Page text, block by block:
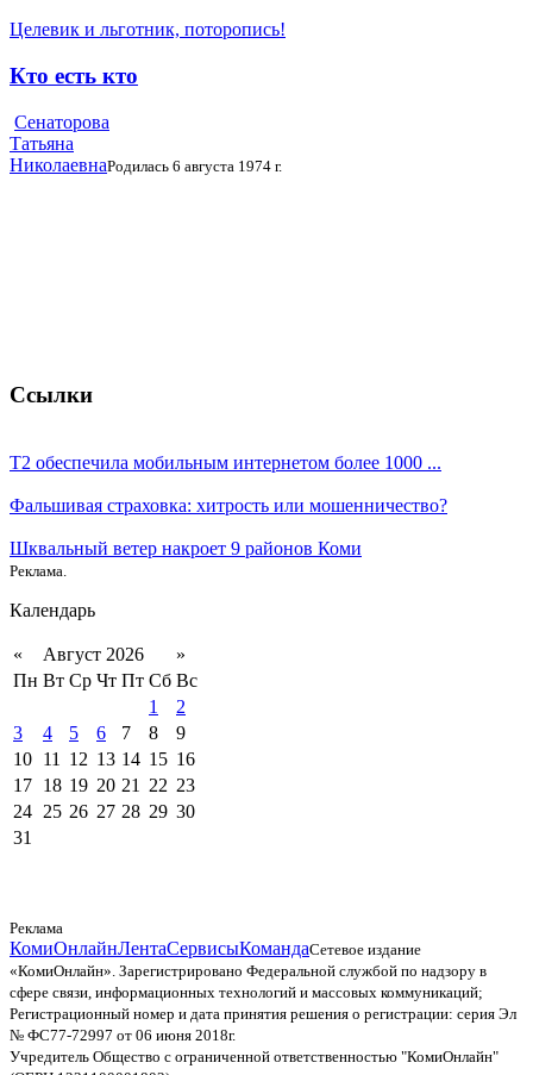
Целевик и льготник, поторопись!
Кто есть кто
Сенаторова
Татьяна
НиколаевнаРодилась 6 августа 1974 г.
Ссылки
T2 обеспечила мобильным интернетом более 1000 ...
Фальшивая страховка: хитрость или мошенничество?
Шквальный ветер накроет 9 районов Коми
Реклама.
Календарь
« Август 2026
»
Пн Вт Ср Чт Пт Сб Вс
1
2
3
4 5 6 7 8
9
10 11 12 13 14 15 16
17 18 19 20 21 22 23
24 25 26 27 28 29 30
31
Реклама
КомиОнлайнЛентаСервисыКомандаСетевое издание
«КомиОнлайн». Зарегистрировано Федеральной службой по надзору в
сфере связи, информационных технологий и массовых коммуникаций;
Регистрационный номер и дата принятия решения о регистрации: серия Эл
№ ФС77-72997 от 06 июня 2018г.
Учредитель Общество с ограниченной ответственностью "КомиОнлайн"